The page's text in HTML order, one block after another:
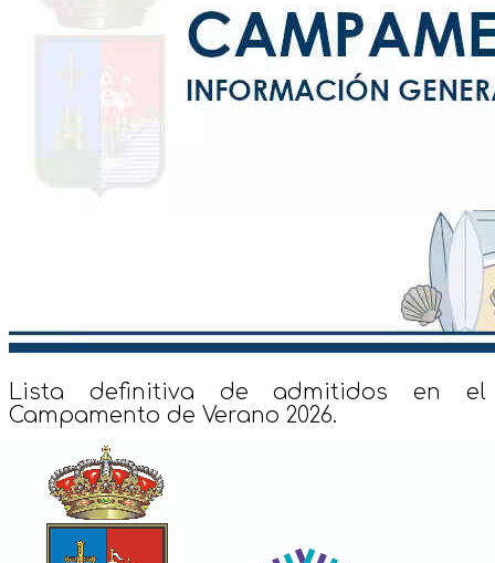
Lista definitiva de admitidos en el
Campamento de Verano 2026.